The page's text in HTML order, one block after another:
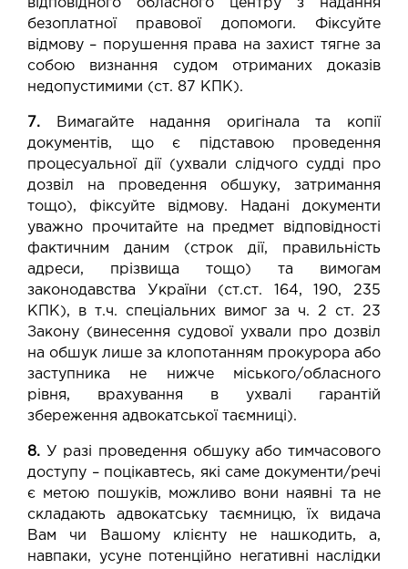
відповідного обласного центру з надання
безоплатної правової допомоги. Фіксуйте
відмову – порушення права на захист тягне за
собою визнання судом отриманих доказів
недопустимими (ст. 87 КПК).
7.
Вимагайте надання оригінала та копії
документів, що є підставою проведення
процесуальної дії (ухвали слідчого судді про
дозвіл на проведення обшуку, затримання
тощо), фіксуйте відмову. Надані документи
уважно прочитайте на предмет відповідності
фактичним даним (строк дії, правильність
адреси, прізвища тощо) та вимогам
законодавства України (ст.ст. 164, 190, 235
КПК), в т.ч. спеціальних вимог за ч. 2 ст. 23
Закону (винесення судової ухвали про дозвіл
на обшук лише за клопотанням прокурора або
заступника не нижче міського/обласного
рівня, врахування в ухвалі гарантій
збереження адвокатської таємниці).
8. У разі проведення обшуку або тимчасового
доступу – поцікавтесь, які саме документи/речі
є метою пошуків, можливо вони наявні та не
складають адвокатську таємницю, їх видача
Вам чи Вашому клієнту не нашкодить, а,
навпаки, усуне потенційно негативні наслідки